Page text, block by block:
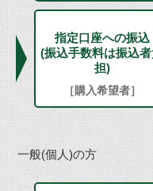
指定口座への振込
(振込手数料は振込者
担)
［購入希望者］
一般(個人)の方